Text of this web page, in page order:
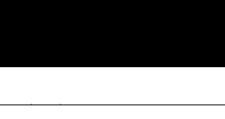
Cloud. Una empresa